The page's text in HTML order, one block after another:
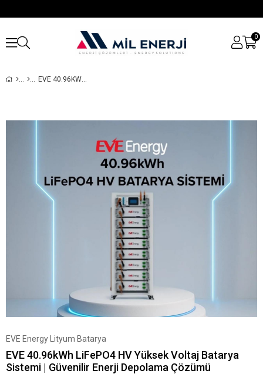
0
EVE 40.96KWH LIFEPO4 HV YÜKSEK VOLTAJ BATARYA SISTEMI | GÜVENILIR ENERJI DEPOLAMA ÇÖZÜMÜ
EVE Energy Lityum Batarya
EVE 40.96kWh LiFePO4 HV Yüksek Voltaj Batarya
Sistemi | Güvenilir Enerji Depolama Çözümü